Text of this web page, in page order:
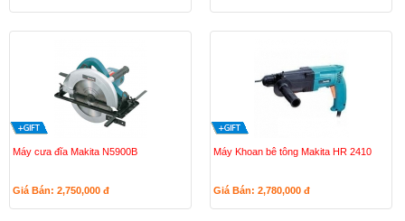
Máy cưa đĩa Makita N5900B
Giá Bán: 2,750,000 đ
Máy Khoan bê tông Makita HR 2410
Giá Bán: 2,780,000 đ